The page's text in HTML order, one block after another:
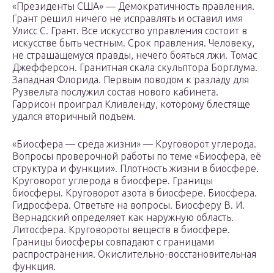
«Президенты США» — Демократичность правления.
Грант решил ничего не исправлять и оставил имя
Улисс С. Грант. Все искусство управления состоит в
искусстве быть честным. Срок правления. Человеку,
не страшащемуся правды, нечего бояться лжи. Томас
Джефферсон. Гранитная скала скульптора Борглума.
Западная Флорида. Первым поводом к разладу для
Рузвельта послужил состав нового кабинета.
Гаррисон проиграл Кливленду, которому блестяще
удался вторичный подъем.
«Биосфера — среда жизни» — Круговорот углерода.
Вопросы проверочной работы по теме «Биосфера, её
структура и функции». Плотность жизни в биосфере.
Круговорот углерода в биосфере. Границы
биосферы. Круговорот азота в биосфере. Биосфера.
Гидросфера. Ответьте на вопросы. Биосферу В. И.
Вернадский определяет как наружную область.
Литосфера. Круговороты веществ в биосфере.
Границы биосферы совпадают с границами
распространения. Окислительно-восстановительная
функция.